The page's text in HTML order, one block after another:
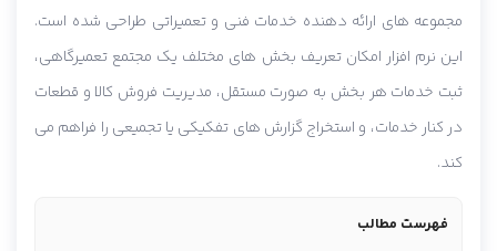
مجموعه های ارائه دهنده خدمات فنی و تعمیراتی طراحی شده است.
این نرم افزار امکان تعریف بخش های مختلف یک مجتمع تعمیرگاهی،
ثبت خدمات هر بخش به صورت مستقل، مدیریت فروش کالا و قطعات
در کنار خدمات، و استخراج گزارش های تفکیکی یا تجمیعی را فراهم می
کند.
فهرست مطالب